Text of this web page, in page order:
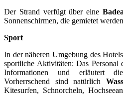
Der Strand verfügt über eine
Sonnenschirmen, die gemietet
Sport
In der näheren Umgebung des
sportliche Aktivitäten: Das Personal
Informationen und erläutert
Vorherrschend sind natürlich
Kitesurfen, Schnorcheln,